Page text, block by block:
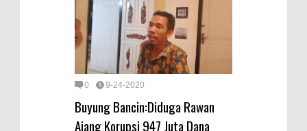
0 9-24-2020
Buyung Bancin:Diduga Rawan
Ajang Korupsi 947 Juta Dana